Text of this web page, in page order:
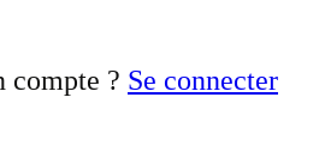
compte ? Se connecter